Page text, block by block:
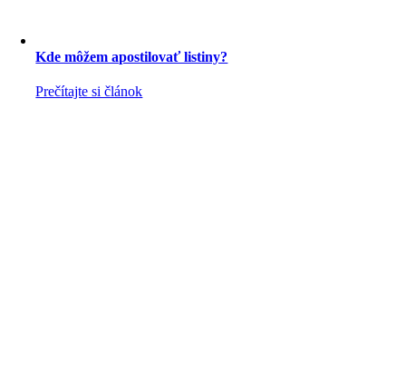
Kde môžem apostilovať listiny?
Prečítajte si článok